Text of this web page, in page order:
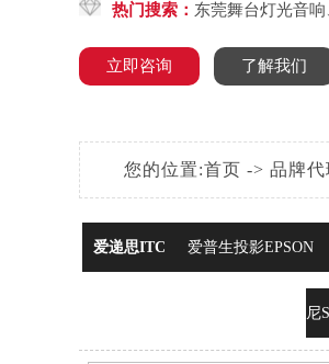
热门搜索： 东莞舞台灯光音响
立即咨询 了解我们
您的位置:首页 -> 品牌代
爱递思ITC 爱普生投影EPSON
尼